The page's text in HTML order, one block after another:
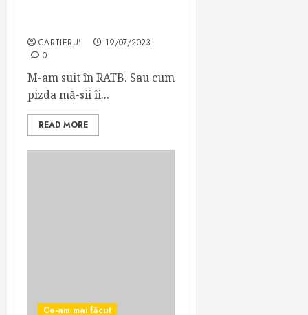
CARTIERU'
19/07/2023
0
M-am suit în RATB. Sau cum
pizda mă-sii îi...
READ MORE
Ce-am mai făcut